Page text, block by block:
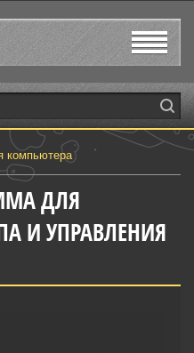
компьютера
ДЛЯ
И УПРАВЛЕНИЯ